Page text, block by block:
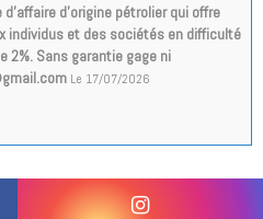
d’origine pétrolier qui offre
et des sociétés en difficulté
2%. Sans garantie gage ni
Le 17/07/2026